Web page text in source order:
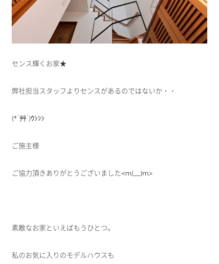
センス輝くお家★
弊社担当スタッフよりセンスがあるのではないか・・
(*`艸´)ｳｼｼｼ
ご施主様
ご協力頂きありがとうございました<m(__)m>
素敵なお家といえばもうひとつ。
私のお気に入りのモデルハウスも